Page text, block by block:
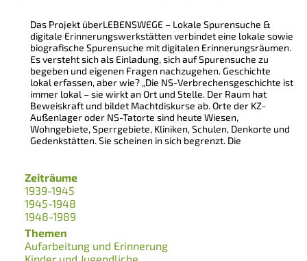
Das Projekt überLEBENSWEGE – Lokale Spurensuche &
digitale Erinnerungswerkstätten verbindet eine lokale sowie
biografische Spurensuche mit digitalen Erinnerungsräumen.
Es versteht sich als Einladung, sich auf Spurensuche zu
begeben und eigenen Fragen nachzugehen. Geschichte
lokal erfassen, aber wie? „Die NS-Verbrechensgeschichte ist
immer lokal – sie wirkt an Ort und Stelle. Der Raum hat
Beweiskraft und bildet Machtdiskurse ab. Orte der KZ-
Außenlager oder NS-Tatorte sind heute Wiesen,
Wohngebiete, Sperrgebiete, Kliniken, Schulen, Denkorte und
Gedenkstätten. Sie scheinen in sich begrenzt. Die
Zeiträume
1939-1945
1945-1948
1948-1989
Themen
Aufarbeitung und Erinnerung